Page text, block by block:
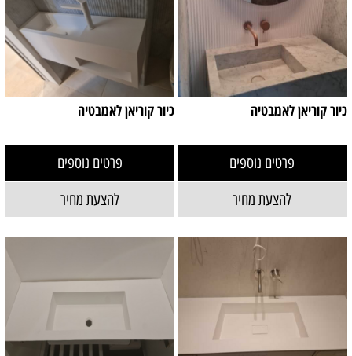
כיור קוריאן לאמבטיה
פרטים נוספים
להצעת מחיר
כיור קוריאן לאמבטיה
פרטים נוספים
להצעת מחיר